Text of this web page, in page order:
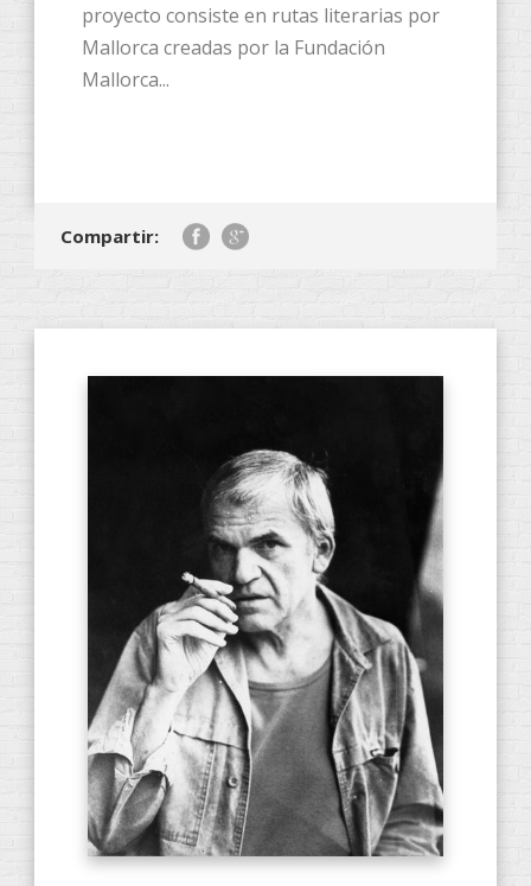
proyecto consiste en rutas literarias por
Mallorca creadas por la Fundación
Mallorca...
Compartir: